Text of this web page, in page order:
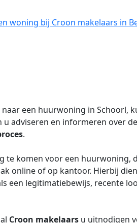
woning bij Croon makelaars in
een huurwoning in Schoorl,
u adviseren en informeren over
.
te komen voor een huurwoning,
online of op kantoor. Hierbij
een legitimatiebewijs, recente
Croon makelaars u uitnodigen